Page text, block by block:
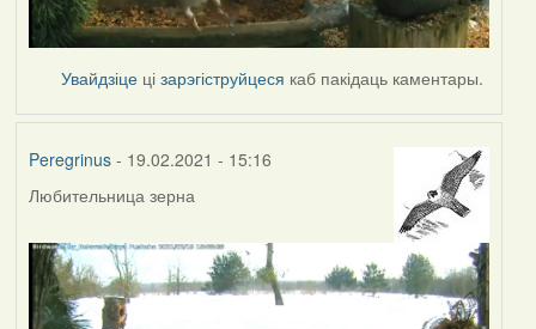
Увайдзіце цізарэгіструйцеся каб пакідаць каментары.
Peregrinus- 19.02.2021 - 15:16
Любительница зерна